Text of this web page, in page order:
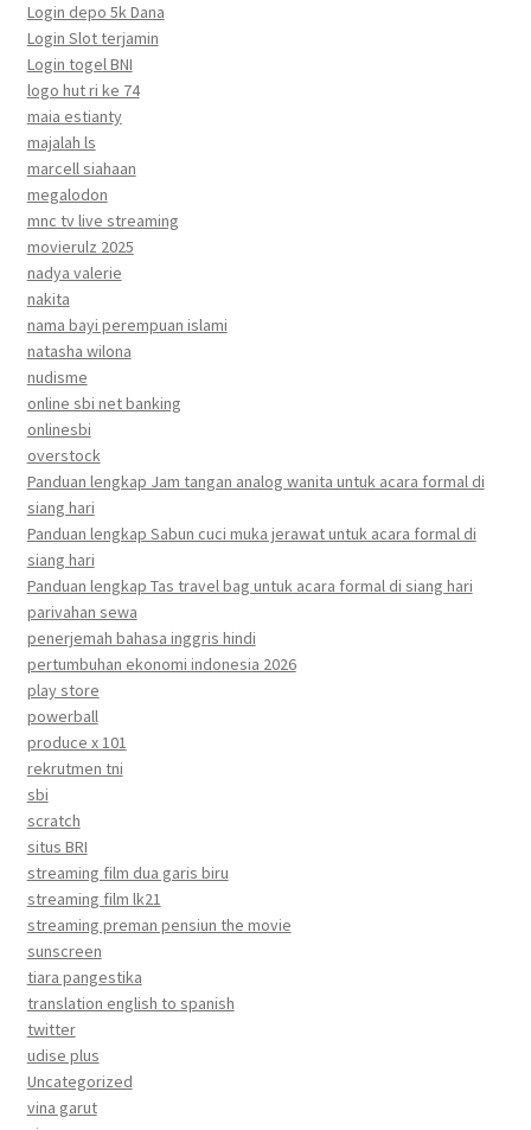
Login depo 5k Dana
Login Slot terjamin
Login togel BNI
logo hut ri ke 74
maia estianty
majalah ls
marcell siahaan
megalodon
mnc tv live streaming
movierulz 2025
nadya valerie
nakita
nama bayi perempuan islami
natasha wilona
nudisme
online sbi net banking
onlinesbi
overstock
Panduan lengkap Jam tangan analog wanita untuk acara formal di
siang hari
Panduan lengkap Sabun cuci muka jerawat untuk acara formal di
siang hari
Panduan lengkap Tas travel bag untuk acara formal di siang hari
parivahan sewa
penerjemah bahasa inggris hindi
pertumbuhan ekonomi indonesia 2026
play store
powerball
produce x 101
rekrutmen tni
sbi
scratch
situs BRI
streaming film dua garis biru
streaming film lk21
streaming preman pensiun the movie
sunscreen
tiara pangestika
translation english to spanish
twitter
udise plus
Uncategorized
vina garut